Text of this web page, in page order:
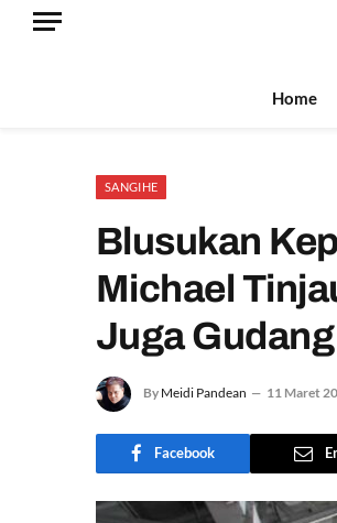
Home
SANGIHE
Blusukan
Michael
Juga
By Meidi Pandean 11 Maret
Facebook